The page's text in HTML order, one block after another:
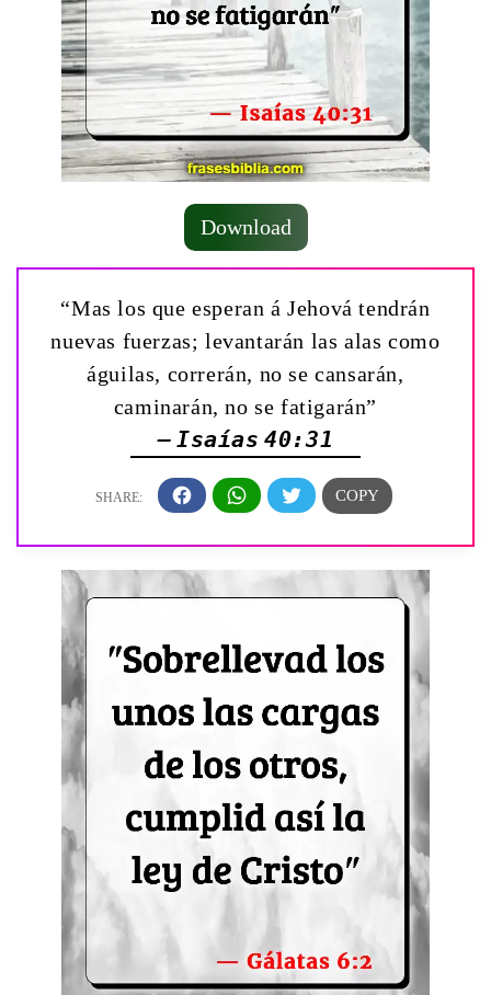
Download
“Mas los que esperan á Jehová tendrán
nuevas fuerzas; levantarán las alas como
águilas, correrán, no se cansarán,
caminarán, no se fatigarán”
— Isaías 40:31